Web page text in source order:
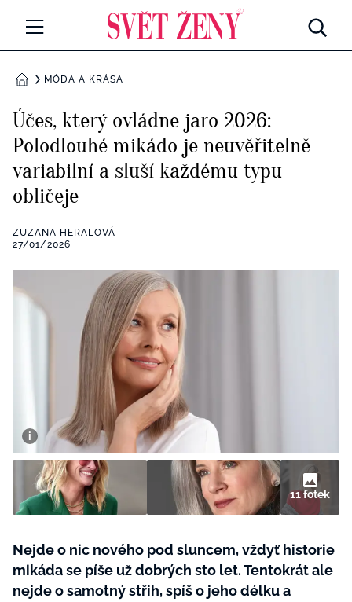
CELEBRITY
Všechny kategorie
Rozhovory
RETROHUBKY
PSYCHOLOGIE
Seberozvoj
ZDRAVÍ
ZÁBAVA
Všechny kategorie
Testy a kvízy
BYDLENÍ
Všechny kategorie
Rady a tipy
BurdaMedia
Extra
SVĚT ŽENY - 599 KČ
ROČNÍ PŘEDPLATNÉ SVĚT ŽENY +
SADA PRODUKTŮ MANA (10 ks)
DOMŮMÓDA A KRÁSA
Účes, který ovládne jaro 2026:
Polodlouhé mikádo je neuvěřitelně
variabilní a sluší každému typu
obličeje
ZUZANA HERALOVÁ
27/01/2026
11 fotek
Nejde o nic nového pod sluncem, vždyť historie
mikáda se píše už dobrých sto let. Tentokrát ale
nejde o samotný střih, spíš o jeho délku a